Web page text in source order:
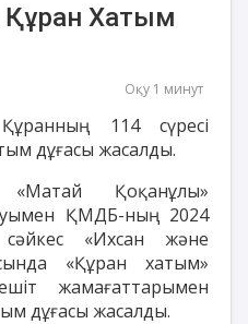
Құран Хатым
Оқу 1 минут
114 сүресі
дұғасы жасалды.
Қоқанұлы»
ҚМДБ-ның 2024
«Ихсан және
«Құран хатым»
жамағаттарымен
дұғасы жасалды.